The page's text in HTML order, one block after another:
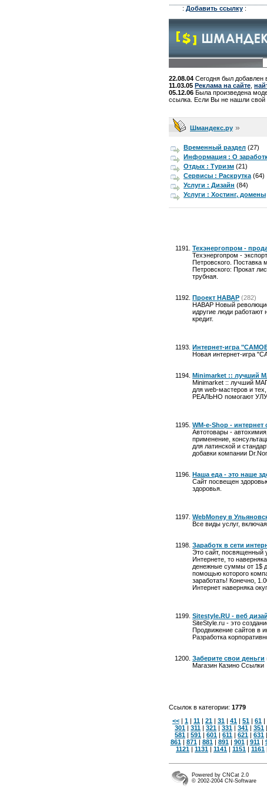
: Добавить ссылку:
22.08.04 Сегодня был добавлен
11.03.05 Реклама на сайте
05.12.06 Была произведена
ссылка. Если Вы не нашли свой
Шмандекс.ру »
Временный раздел (27)
Информация : О
Отдых : Туризм (21)
Сервисы : Раскрутка (64)
Услуги : Дизайн (84)
Услуги : Хостинг, домены
Техэнергопром -
Техэнергопром -
Петровского. Поставка
Петровского: Прокат
трубная.
Проект НАВАР (282)
НАВАР Новый
идругие люди работают
кредит.
Интернет-игра
Новая интернет-игра
Minimarket :: лучший
Minimarket :: лучший
для web-мастеров и
РЕАЛЬНО помогают
WM-e-Shop - интернет
Автотовары -
применение,
для латинской и
добавки компании
Наша еда - это наше
Сайт посвещен
здоровья.
WebMoney в
Все виды услуг,
Заработк в сети
Это сайт, посвященный
Интернете, то
денежные суммы от 1$
помощью которого
заработать! Конечно,
Интернет наверняка
Sitestyle.RU - веб
SiteStyle.ru - это
Продвижение сайтов в
Разработка
Заберите свои деньги
Магазин Казино Ссылки
Ссылок в категории: 1779
<< | 1 | 11 | 21 | 31 | 41 | 51 | 61 |
301 | 311 | 321 | 331 | 341 | 351 |
581 | 591 | 601 | 611 | 621 | 631 |
861| 871| 881| 891| 901| 911|
1121 | 1131 | 1141 | 1151 | 1161
Powered by CNCat 2.0
© 2002-2004 CN-Software